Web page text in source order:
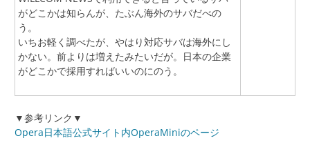
がどこかは知らんが、たぶん海外のサバだべの
う。
いちお軽く調べたが、やはり対応サバは海外にし
かない。前よりは増えたみたいだが。日本の企業
がどこかで採用すればいいのにのう。
▼参考リンク▼
Opera日本語公式サイト内OperaMiniのページ